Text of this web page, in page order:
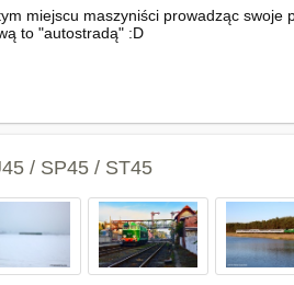
miejscu maszyniści prowadząc
to "autostradą" :D
/ SP45 / ST45